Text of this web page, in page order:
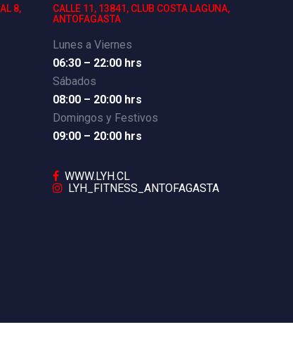
8,
CALLE 11, 13841, CLUB COSTA LAGUNA,
ANTOFAGASTA
Lunes a Viernes
06:30 – 22:00 hrs
Sábados
08:00 – 20:00 hrs
Domingos y Festivos
09:00 – 20:00 hrs
WWW.LYH.CL
LYH_FITNESS_ANTOFAGASTA